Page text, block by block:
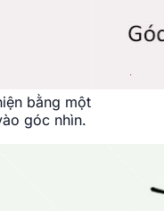
bằng một
góc nhìn.